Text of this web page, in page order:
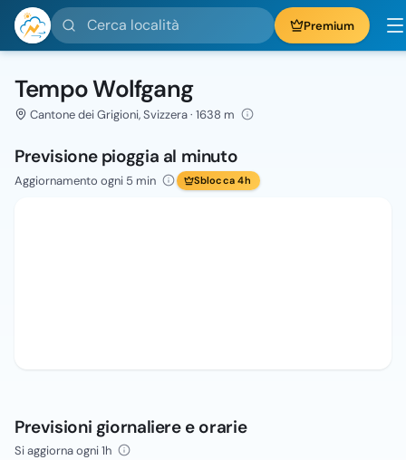
Cerca località Premium
Tempo Wolfgang
Cantone dei Grigioni, Svizzera · 1638 m
Previsione pioggia al minuto
Aggiornamento ogni 5 min Sblocca 4h
Previsioni giornaliere e orarie
Si aggiorna ogni 1h